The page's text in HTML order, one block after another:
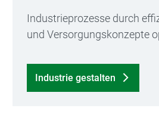
Industrieprozesse durch
und Versorgungskonzepte
Industrie gestalten